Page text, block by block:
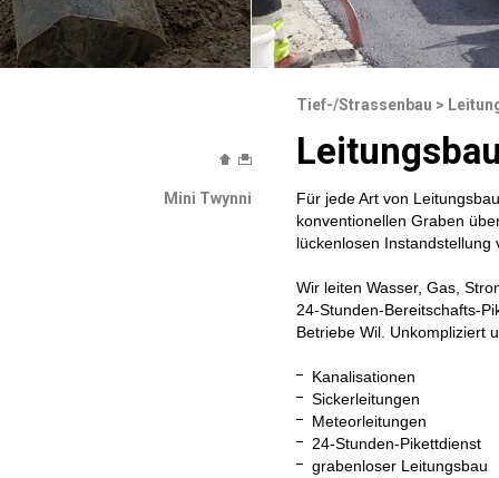
Mini Twynni
Tief-/Strassenbau >
Für jede Art von
konventionellen Graben
lückenlosen
Wir leiten Wasser, Gas,
24-Stunden-Bereitschafts-
Betriebe Wil. Unkompliziert
Kanalisationen
Sickerleitungen
Meteorleitungen
24-Stunden-Pikettdienst
grabenloser Leitungsbau